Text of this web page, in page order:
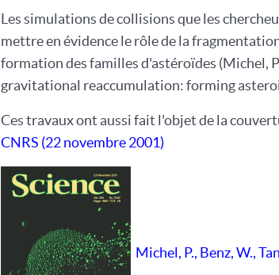
Les simulations de collisions que les
mettre en évidence le rôle de la
formation des familles d'astéroïdes (Michel, P
gravitational reaccumulation: forming
Ces travaux ont aussi fait l'objet de la
CNRS (22 novembre 2001)
Michel, P., Benz, W.,